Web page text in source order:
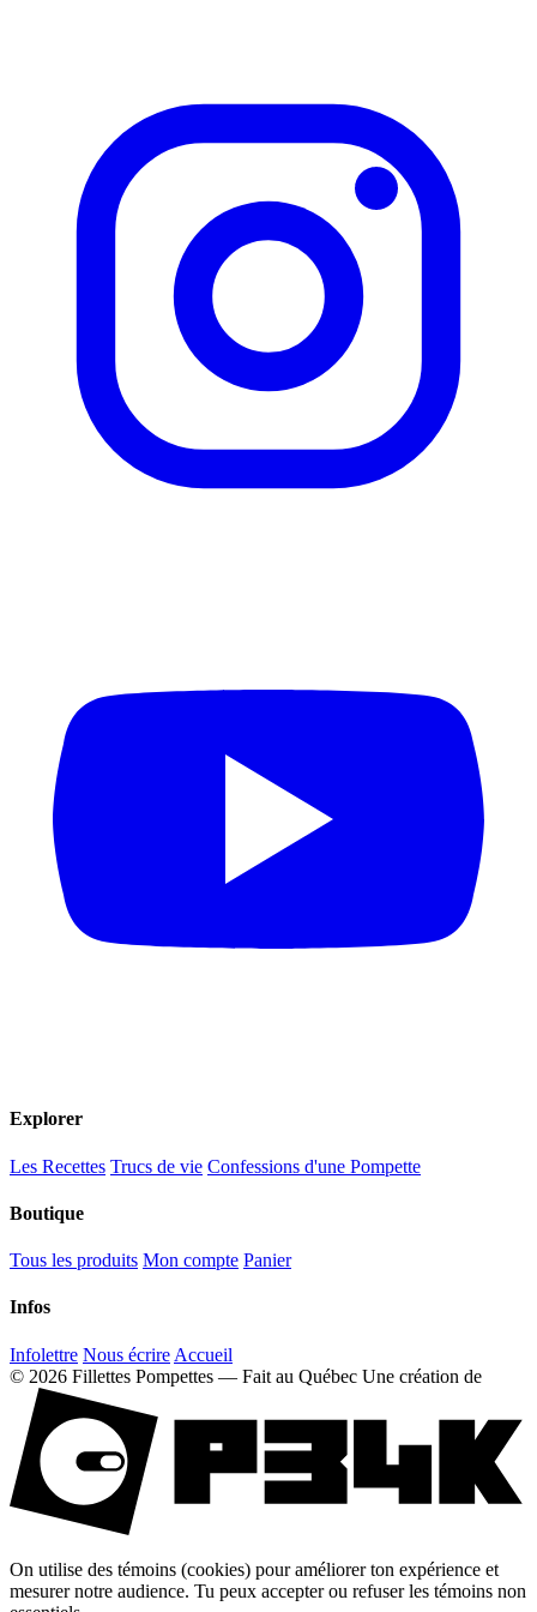
Explorer
Les Recettes Trucs de vie Confessions d'une Pompette
Boutique
Tous les produits Mon compte Panier
Infos
Infolettre Nous écrire Accueil
© 2026 Fillettes Pompettes — Fait au Québec Une création de
On utilise des témoins (cookies) pour améliorer ton expérience et
mesurer notre audience. Tu peux accepter ou refuser les témoins non